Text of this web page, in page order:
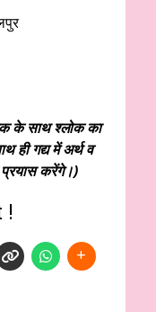
के साथ श्लोक का
ही गद्य में अर्थ व
प्रयास करेंगे।)
!